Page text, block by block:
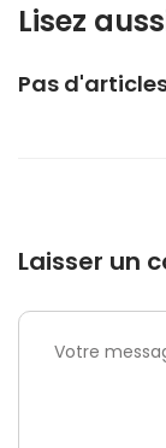
Lisez
Pas
Laisser un